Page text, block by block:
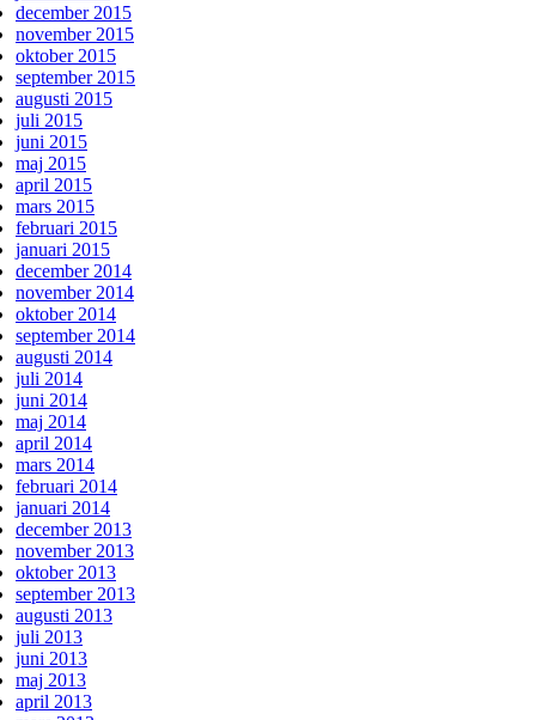
december 2015
november 2015
oktober 2015
september 2015
augusti 2015
juli 2015
juni 2015
maj 2015
april 2015
mars 2015
februari 2015
januari 2015
december 2014
november 2014
oktober 2014
september 2014
augusti 2014
juli 2014
juni 2014
maj 2014
april 2014
mars 2014
februari 2014
januari 2014
december 2013
november 2013
oktober 2013
september 2013
augusti 2013
juli 2013
juni 2013
maj 2013
april 2013